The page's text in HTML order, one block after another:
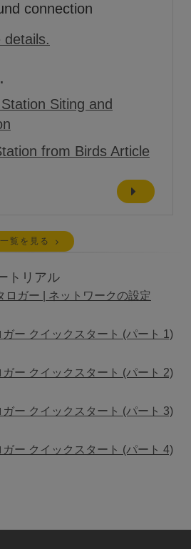
connection
details.
Siting and
from Birds Article
覧を見る
トリアル
ロガー | ネットワークの設定
ー クイックスタート (パート 1)
ー クイックスタート (パート 2)
ー クイックスタート (パート 3)
ー クイックスタート (パート 4)